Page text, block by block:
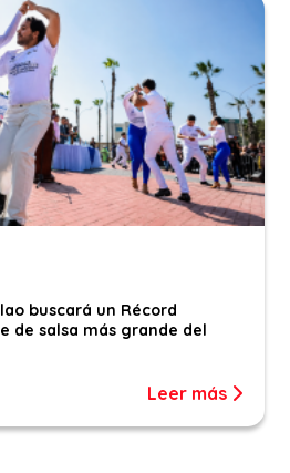
buscará un Récord
de salsa más grande del
Leer más